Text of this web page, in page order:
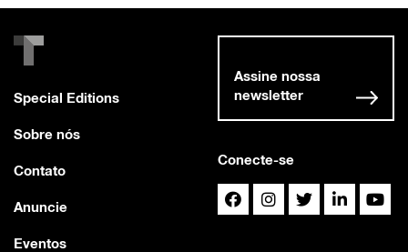
Special Editions
Sobre nós
Contato
Anuncie
Eventos
Conecte-se
Assine nossa
newsletter